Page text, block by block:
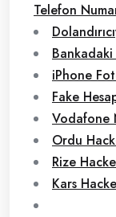
Telefon
iPhone
Fake
Vodafone
Ordu
Rize
Kars